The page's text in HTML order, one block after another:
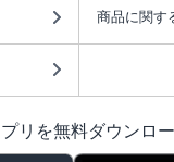
商品に関す
リを無料ダウンロー